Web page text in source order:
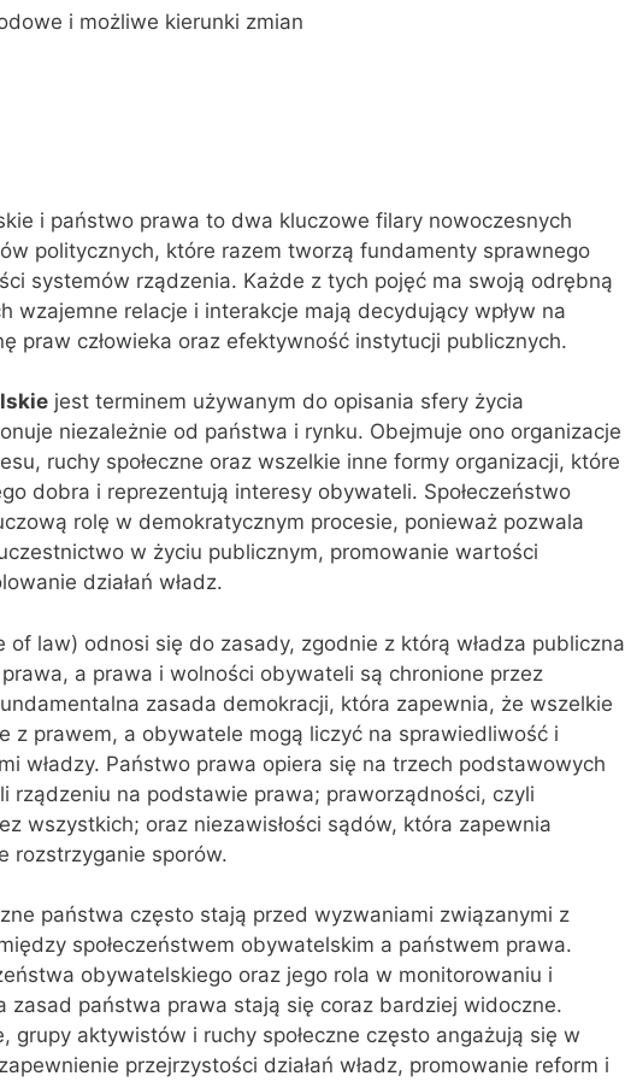
i możliwe kierunki zmian
i państwo prawa to dwa kluczowe filary nowoczesnych
politycznych, które razem tworzą fundamenty sprawnego
systemów rządzenia. Każde z tych pojęć ma swoją odrębną
wzajemne relacje i interakcje mają decydujący wpływ na
praw człowieka oraz efektywność instytucji publicznych.
jest terminem używanym do opisania sfery życia
niezależnie od państwa i rynku. Obejmuje ono organizacje
ruchy społeczne oraz wszelkie inne formy organizacji, które
dobra i reprezentują interesy obywateli. Społeczeństwo
rolę w demokratycznym procesie, ponieważ pozwala
w życiu publicznym, promowanie wartości
działań władz.
of law) odnosi się do zasady, zgodnie z którą władza publiczna
a prawa i wolności obywateli są chronione przez
zasada demokracji, która zapewnia, że wszelkie
z prawem, a obywatele mogą liczyć na sprawiedliwość i
władzy. Państwo prawa opiera się na trzech podstawowych
rządzeniu na podstawie prawa; praworządności, czyli
wszystkich; oraz niezawisłości sądów, która zapewnia
rozstrzyganie sporów.
państwa często stają przed wyzwaniami związanymi z
społeczeństwem obywatelskim a państwem prawa.
obywatelskiego oraz jego rola w monitorowaniu i
zasad państwa prawa stają się coraz bardziej widoczne.
grupy aktywistów i ruchy społeczne często angażują się w
przejrzystości działań władz, promowanie reform i